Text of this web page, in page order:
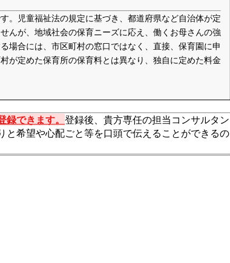
。児童福祉法の規定に基づき、都道府県など自治体が定
んが、地域社会の保育ニーズに応え、働くお母さんの強
場合には、市区町村の窓口ではなく、直接、保育園に申
が定めた保育所の保育料とは異なり、独自に定めた料金
できます。 登録後、貴方専任の担当コンサルタン
と希望や心配ごと等を口頭で伝えることができるの